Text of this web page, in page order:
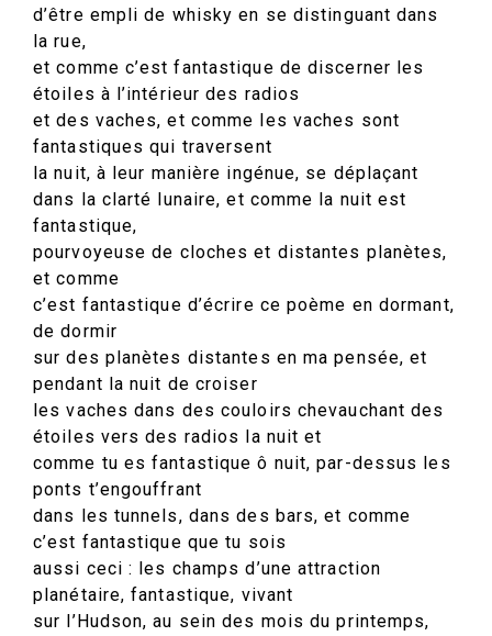
d’être empli de whisky en se distinguant dans
la rue,
et comme c’est fantastique de discerner les
étoiles à l’intérieur des radios
et des vaches, et comme les vaches sont
fantastiques qui traversent
la nuit, à leur manière ingénue, se déplaçant
dans la clarté lunaire, et comme la nuit est
fantastique,
pourvoyeuse de cloches et distantes planètes,
et comme
c’est fantastique d’écrire ce poème en dormant,
de dormir
sur des planètes distantes en ma pensée, et
pendant la nuit de croiser
les vaches dans des couloirs chevauchant des
étoiles vers des radios la nuit et
comme tu es fantastique ô nuit, par-dessus les
ponts t’engouffrant
dans les tunnels, dans des bars, et comme
c’est fantastique que tu sois
aussi ceci : les champs d’une attraction
planétaire, fantastique, vivant
sur l’Hudson, au sein des mois du printemps,